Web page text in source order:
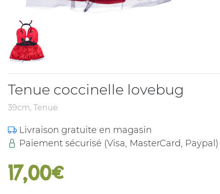
Tenue coccinelle lovebug
39cm, Tenue
Livraison gratuite en magasin
Paiement sécurisé (Visa, MasterCard, Paypal)
17,00€